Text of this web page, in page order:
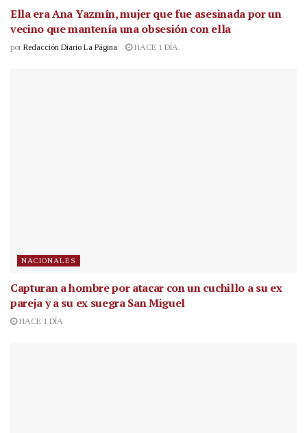
Ella era Ana Yazmín, mujer que fue asesinada por un
vecino que mantenía una obsesión con ella
por Redacción Diario La Página HACE 1 DÍA
NACIONALES
Capturan a hombre por atacar con un cuchillo a su ex
pareja y a su ex suegra San Miguel
HACE 1 DÍA